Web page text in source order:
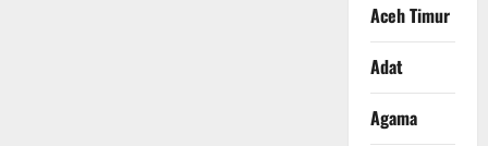
Aceh Timur
Adat
Agama